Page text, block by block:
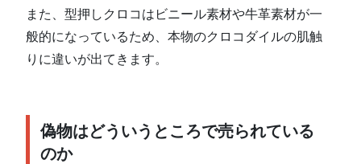
また、型押しクロコはビニール素材や牛革素材が一
般的になっているため、本物のクロコダイルの肌触
りに違いが出てきます。
偽物はどういうところで売られている
のか